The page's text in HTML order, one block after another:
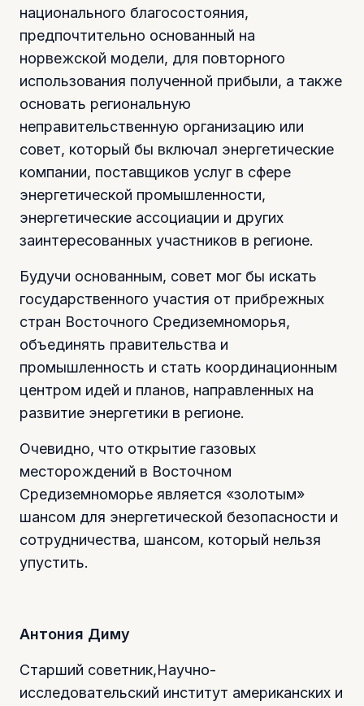
национального благосостояния,
предпочтительно основанный на
норвежской модели, для повторного
использования полученной прибыли, а также
основать региональную
неправительственную организацию или
совет, который бы включал энергетические
компании, поставщиков услуг в сфере
энергетической промышленности,
энергетические ассоциации и других
заинтересованных участников в регионе.
Будучи основанным, совет мог бы искать
государственного участия от прибрежных
стран Восточного Средиземноморья,
объединять правительства и
промышленность и стать координационным
центром идей и планов, направленных на
развитие энергетики в регионе.
Очевидно, что открытие газовых
месторождений в Восточном
Средиземноморье является «золотым»
шансом для энергетической безопасности и
сотрудничества, шансом, который нельзя
упустить.
Антония Диму
Старший советник,Научно-
исследовательский институт американских и